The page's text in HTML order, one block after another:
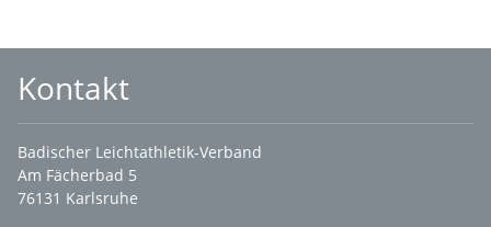
Kontakt
Badischer Leichtathletik-Verband
Am Fächerbad 5
76131 Karlsruhe